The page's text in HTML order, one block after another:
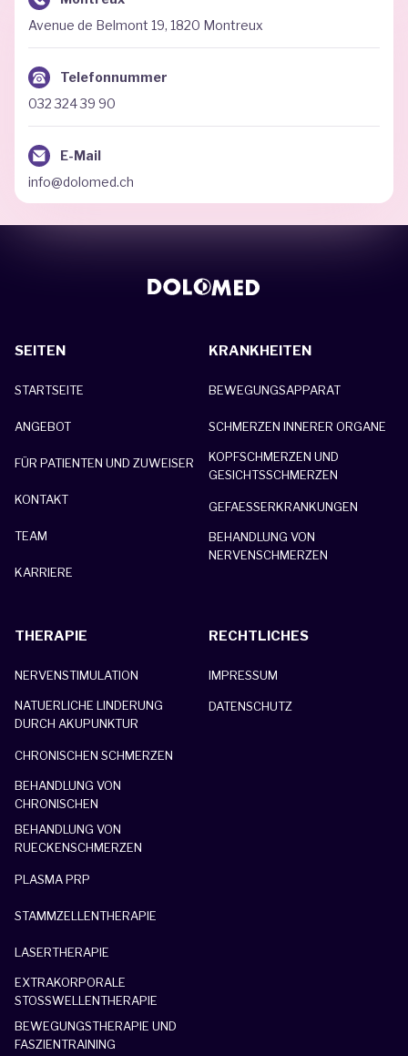
Avenue de Belmont 19, 1820 Montreux
Telefonnummer
032 324 39 90
E-Mail
info@dolomed.ch
SEITEN
STARTSEITE
ANGEBOT
FÜR PATIENTEN UND ZUWEISER
KONTAKT
TEAM
KARRIERE
KRANKHEITEN
BEWEGUNGSAPPARAT
SCHMERZEN INNERER ORGANE
KOPFSCHMERZEN UND
GESICHTSSCHMERZEN
GEFAESSERKRANKUNGEN
BEHANDLUNG VON
NERVENSCHMERZEN
THERAPIE
NERVENSTIMULATION
NATUERLICHE LINDERUNG
DURCH AKUPUNKTUR
CHRONISCHEN SCHMERZEN
BEHANDLUNG VON
CHRONISCHEN
BEHANDLUNG VON
RUECKENSCHMERZEN
PLASMA PRP
STAMMZELLENTHERAPIE
LASERTHERAPIE
EXTRAKORPORALE
STOSSWELLENTHERAPIE
BEWEGUNGSTHERAPIE UND
FASZIENTRAINING
RECHTLICHES
IMPRESSUM
DATENSCHUTZ